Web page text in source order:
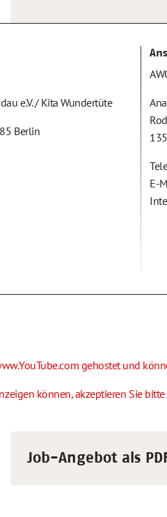
e.V. / Kita Wundertüte
Berlin
E-
gehostet und
können,akzeptieren Sie
Job-Angebot als